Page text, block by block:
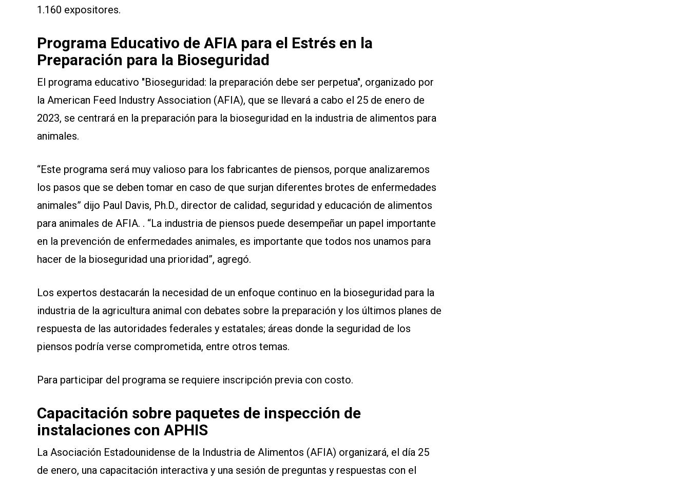
1.160 expositores.
Programa Educativo de AFIA para el Estrés en la
Preparación para la Bioseguridad
El programa educativo "Bioseguridad: la preparación debe ser perpetua", organizado por
la American Feed Industry Association (AFIA), que se llevará a cabo el 25 de enero de
2023, se centrará en la preparación para la bioseguridad en la industria de alimentos para
animales.
“Este programa será muy valioso para los fabricantes de piensos, porque analizaremos
los pasos que se deben tomar en caso de que surjan diferentes brotes de enfermedades
animales” dijo Paul Davis, Ph.D., director de calidad, seguridad y educación de alimentos
para animales de AFIA. . “La industria de piensos puede desempeñar un papel importante
en la prevención de enfermedades animales, es importante que todos nos unamos para
hacer de la bioseguridad una prioridad”, agregó.
Los expertos destacarán la necesidad de un enfoque continuo en la bioseguridad para la
industria de la agricultura animal con debates sobre la preparación y los últimos planes de
respuesta de las autoridades federales y estatales; áreas donde la seguridad de los
piensos podría verse comprometida, entre otros temas.
Para participar del programa se requiere inscripción previa con costo.
Capacitación sobre paquetes de inspección de
instalaciones con APHIS
La Asociación Estadounidense de la Industria de Alimentos (AFIA) organizará, el día 25
de enero, una capacitación interactiva y una sesión de preguntas y respuestas con el